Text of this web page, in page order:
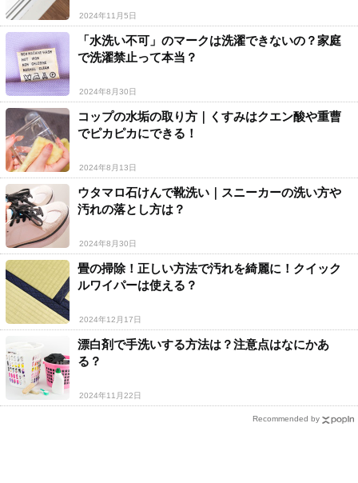
2024年11月5日
「水洗い不可」のマークは洗濯できないの？家庭
で洗濯禁止って本当？
2024年8月30日
コップの水垢の取り方｜くすみはクエン酸や重曹
でピカピカにできる！
2024年8月13日
ウタマロ石けんで靴洗い｜スニーカーの洗い方や
汚れの落とし方は？
2024年8月30日
畳の掃除！正しい方法で汚れを綺麗に！クイック
ルワイパーは使える？
2024年12月17日
漂白剤で手洗いする方法は？注意点はなにかあ
る？
2024年11月22日
Recommended by